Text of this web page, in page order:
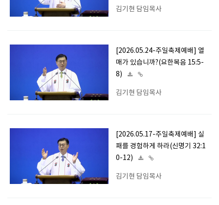
김기현 담임목사
[2026.05.24-주일축제예배] 열
매가 있습니까?(요한복음 15:5-
8)
김기현 담임목사
[2026.05.17-주일축제예배] 실
패를 경험하게 하라(신명기 32:1
0-12)
김기현 담임목사